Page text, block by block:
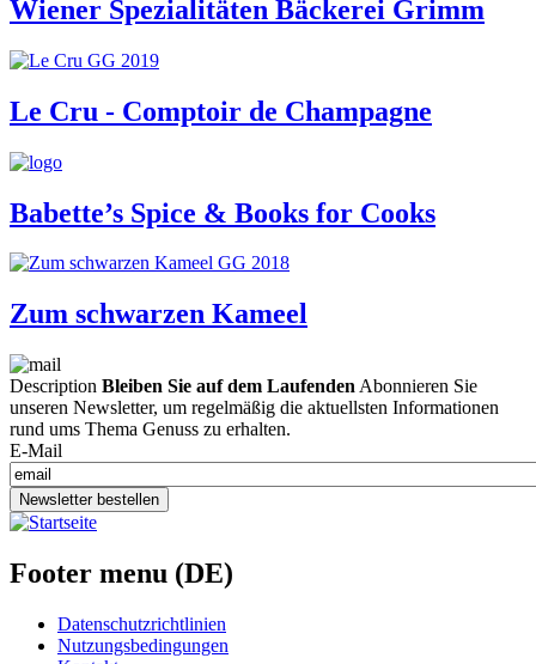
Wiener Spezialitäten Bäckerei Grimm
Le Cru - Comptoir de Champagne
Babette’s Spice & Books for Cooks
Zum schwarzen Kameel
Description Bleiben Sie auf dem Laufenden Abonnieren Sie
unseren Newsletter, um regelmäßig die aktuellsten Informationen
rund ums Thema Genuss zu erhalten.
E-Mail
Newsletter bestellen
Footer menu (DE)
Datenschutzrichtlinien
Nutzungsbedingungen